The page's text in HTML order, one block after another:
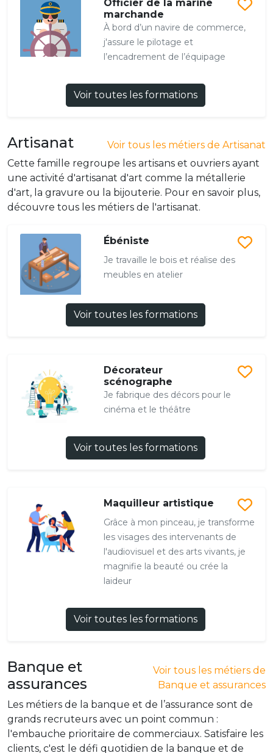
Officier de la marine
marchande
À bord d’un navire de commerce,
j'assure le pilotage et
l’encadrement de l’équipage
Voir toutes les formations
Artisanat
Voir tous les métiers de Artisanat
Cette famille regroupe les artisans et ouvriers ayant
une activité d'artisanat d'art comme la métallerie
d'art, la gravure ou la bijouterie. Pour en savoir plus,
découvre tous les métiers de l'artisanat.
Ébéniste
Je travaille le bois et réalise des
meubles en atelier
Voir toutes les formations
Décorateur
scénographe
Je fabrique des décors pour le
cinéma et le théâtre
Voir toutes les formations
Maquilleur artistique
Grâce à mon pinceau, je transforme
les visages des intervenants de
l'audiovisuel et des arts vivants, je
magnifie la beauté ou crée la
laideur
Voir toutes les formations
Banque et
assurances
Voir tous les métiers de
Banque et assurances
Les métiers de la banque et de l’assurance sont de
grands recruteurs avec un point commun :
l'embauche prioritaire de commerciaux. Satisfaire les
clients, c'est le défi quotidien de la banque et de